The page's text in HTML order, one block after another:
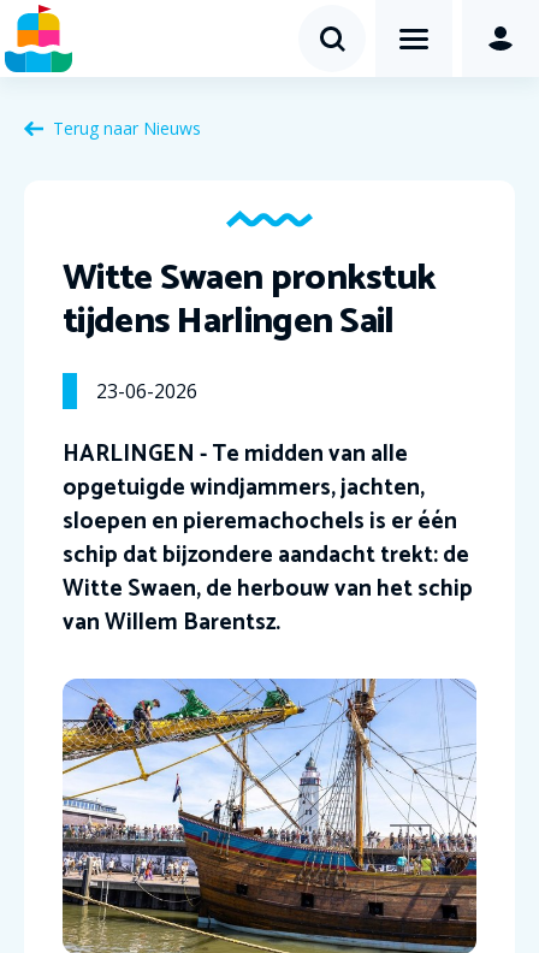
Terug naar Nieuws
Witte Swaen pronkstuk
tijdens Harlingen Sail
23-06-2026
HARLINGEN - Te midden van alle
opgetuigde windjammers, jachten,
sloepen en pieremachochels is er één
schip dat bijzondere aandacht trekt: de
Witte Swaen, de herbouw van het schip
van Willem Barentsz.